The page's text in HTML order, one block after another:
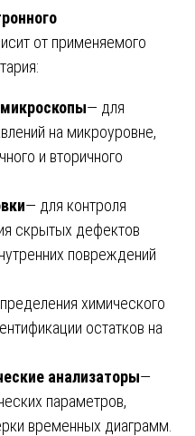
от применяемого
— для
на микроуровне,
и вторичного
— для контроля
скрытых дефектов
повреждений
химического
остатков на
анализаторы—
параметров,
временных диаграмм.